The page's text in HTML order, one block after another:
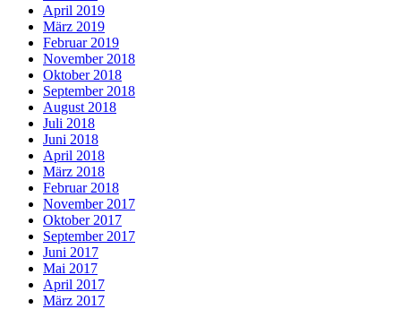
April 2019
März 2019
Februar 2019
November 2018
Oktober 2018
September 2018
August 2018
Juli 2018
Juni 2018
April 2018
März 2018
Februar 2018
November 2017
Oktober 2017
September 2017
Juni 2017
Mai 2017
April 2017
März 2017